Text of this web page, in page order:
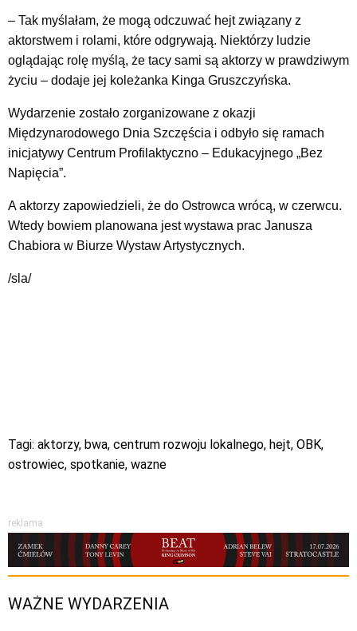
– Tak myślałam, że mogą odczuwać hejt związany z
aktorstwem i rolami, które odgrywają. Niektórzy ludzie
oglądając rolę myślą, że tacy sami są aktorzy w prawdziwym
życiu – dodaje jej koleżanka Kinga Gruszczyńska.
Wydarzenie zostało zorganizowane z okazji
Międzynarodowego Dnia Szczęścia i odbyło się ramach
inicjatywy Centrum Profilaktyczno – Edukacyjnego „Bez
Napięcia”.
A aktorzy zapowiedzieli, że do Ostrowca wrócą, w czerwcu.
Wtedy bowiem planowana jest wystawa prac Janusza
Chabiora w Biurze Wystaw Artystycznych.
/sla/
Tagi: aktorzy, bwa, centrum rozwoju lokalnego, hejt, OBK,
ostrowiec, spotkanie, wazne
reklama
WAŻNE WYDARZENIA